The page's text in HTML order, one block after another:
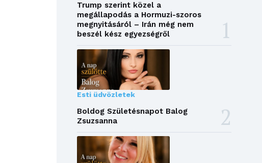
Trump szerint közel a
megállapodás a Hormuzi-szoros
megnyitásáról – Irán még nem
beszél kész egyezségről
Esti üdvözletek
Boldog Születésnapot Balog
Zsuzsanna